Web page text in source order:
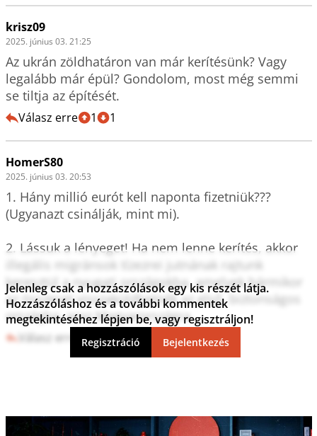
krisz09
2025. június 03. 21:25
Az ukrán zöldhatáron van már kerítésünk? Vagy
legalább már épül? Gondolom, most még semmi
se tiltja az építését.
Válasz erre 1 1
HomerS80
2025. június 03. 20:53
1. Hány millió eurót kell naponta fizetniük???
(Ugyanazt csinálják, mint mi).
2. Lássuk a lényeget! Ha nem lenne kerítés, akkor
illegális migránsok tízezrei jutnának rajtunk
keresztül a nyugati országokba, amelyek bármikor
az összeset visszaküldhetnék az első, biztonságos
országba, azaz Magyarországra.
Válasz erre 3 0
Jelenleg csak a hozzászólások egy kis részét látja.
Hozzászóláshoz és a további kommentek
megtekintéséhez lépjen be, vagy regisztráljon!
Regisztráció Bejelentkezés